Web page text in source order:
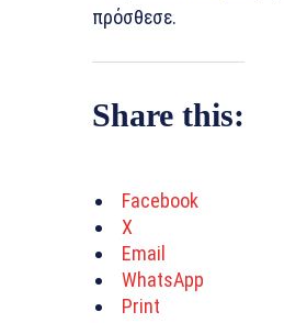
πρόσθεσε.
Share this:
Facebook
X
Email
WhatsApp
Print